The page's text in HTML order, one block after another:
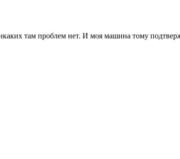
там проблем нет. И моя машина тому